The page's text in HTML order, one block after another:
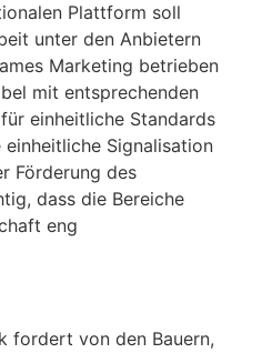
Plattform soll
unter den Anbietern
Marketing betrieben
mit entsprechenden
einheitliche Standards
einheitliche Signalisation
Förderung des
dass die Bereiche
eng
fordert von den Bauern,